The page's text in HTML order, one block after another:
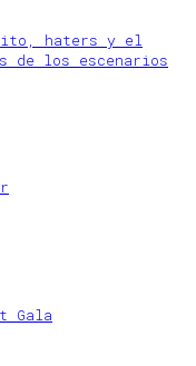
haters y el
de los escenarios
Gala